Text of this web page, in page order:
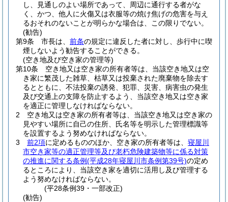
し、見通しのよい場所であって、周辺に通行する者がな
く、かつ、他人に火傷又は衣服等の焼け焦げの危害を与え
るおそれのないことが明らかな場合は、この限りでない。
(勧告)
第9条
市長は、 前条の規定に違反した者に対し、歩行中に喫
煙しないよう勧告することができる。
(空き地及び空き家の管理等)
第10条
空き地又は空き家の所有者等は、当該空き地又は空
き家に繁茂した雑草、枯草又は投棄された廃棄物を除去す
るとともに、不法投棄の誘発、犯罪、災害、病害虫の発生
及び交通上の支障を防止するよう、当該空き地又は空き家
を適正に管理しなければならない。
2
空き地又は空き家の所有者等は、当該空き地又は空き家の
見やすい場所に自己の住所、氏名等を明示した管理標識等
を設置するよう努めなければならない。
3
前2項に定めるもののほか、空き家の所有者等は、 寝屋川
市空き家等の適正管理等及び老朽危険建築物等に係る対策
の推進に関する条例(平成28年寝屋川市条例第39号)の定め
るところにより、当該空き家を適切に活用し及び管理する
よう努めなければならない。
(平28条例39・一部改正)
(勧告)